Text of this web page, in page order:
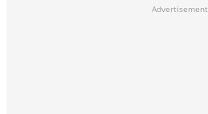
Advertisement